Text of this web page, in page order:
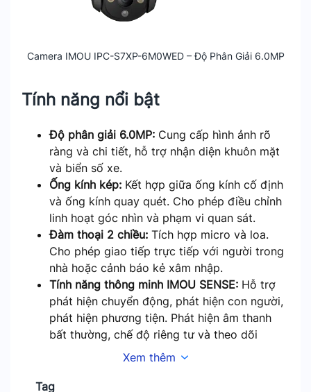
Camera IMOU IPC-S7XP-6M0WED – Độ Phân Giải 6.0MP
Tính năng nổi bật
Độ phân giải 6.0MP: Cung cấp hình ảnh rõ
ràng và chi tiết, hỗ trợ nhận diện khuôn mặt
và biển số xe.
Ống kính kép: Kết hợp giữa ống kính cố định
và ống kính quay quét. Cho phép điều chỉnh
linh hoạt góc nhìn và phạm vi quan sát.
Đàm thoại 2 chiều: Tích hợp micro và loa.
Cho phép giao tiếp trực tiếp với người trong
nhà hoặc cảnh báo kẻ xâm nhập.
Tính năng thông minh IMOU SENSE: Hỗ trợ
phát hiện chuyển động, phát hiện con người,
phát hiện phương tiện. Phát hiện âm thanh
bất thường, chế độ riêng tư và theo dõi
và dung lượng lưu trữ mà không làm giảm
Xem thêm
Tag